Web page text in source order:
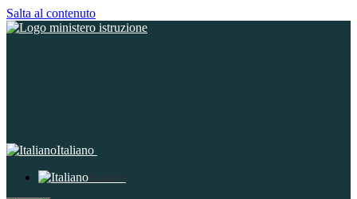
Salta al contenuto
Italiano
Italiano